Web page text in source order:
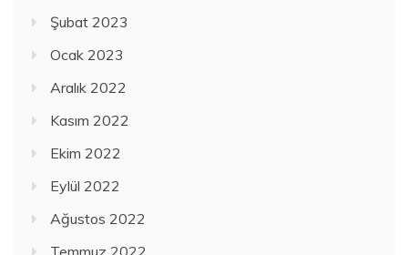
Şubat 2023
Ocak 2023
Aralık 2022
Kasım 2022
Ekim 2022
Eylül 2022
Ağustos 2022